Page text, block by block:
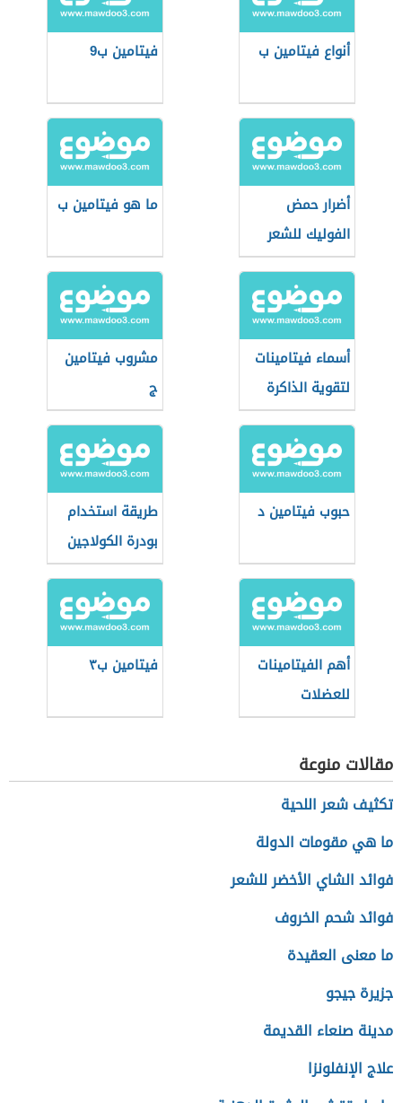
أنواع فيتامين ب فيتامين ب9
أضرار حمض
الفوليك للشعر
ما هو فيتامين ب
أسماء فيتامينات
لتقوية الذاكرة
مشروب فيتامين
ج
حبوب فيتامين د
طريقة استخدام
بودرة الكولاجين
أهم الفيتامينات
للعضلات
فيتامين ب٣
مقالات منوعة
تكثيف شعر اللحية
ما هي مقومات الدولة
فوائد الشاي الأخضر للشعر
فوائد شحم الخروف
ما معنى العقيدة
جزيرة جيجو
مدينة صنعاء القديمة
علاج الإنفلونزا